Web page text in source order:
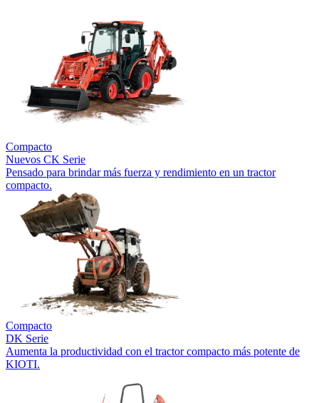
Compacto
Nuevos CK Serie
Pensado para brindar más fuerza y rendimiento en un tractor
compacto.
Compacto
DK Serie
Aumenta la productividad con el tractor compacto más potente de
KIOTI.